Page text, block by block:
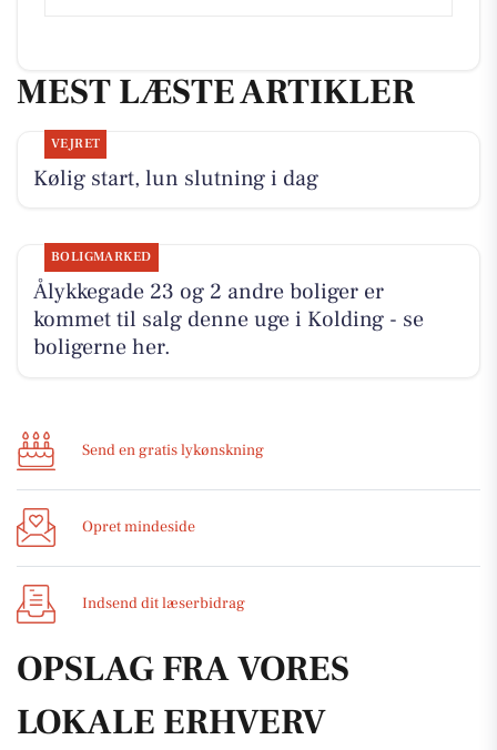
MEST LÆSTE ARTIKLER
VEJRET
Kølig start, lun slutning i dag
BOLIGMARKED
Ålykkegade 23 og 2 andre boliger er
kommet til salg denne uge i Kolding - se
boligerne her.
Send en gratis lykønskning
Opret mindeside
Indsend dit læserbidrag
OPSLAG FRA VORES
LOKALE ERHVERV